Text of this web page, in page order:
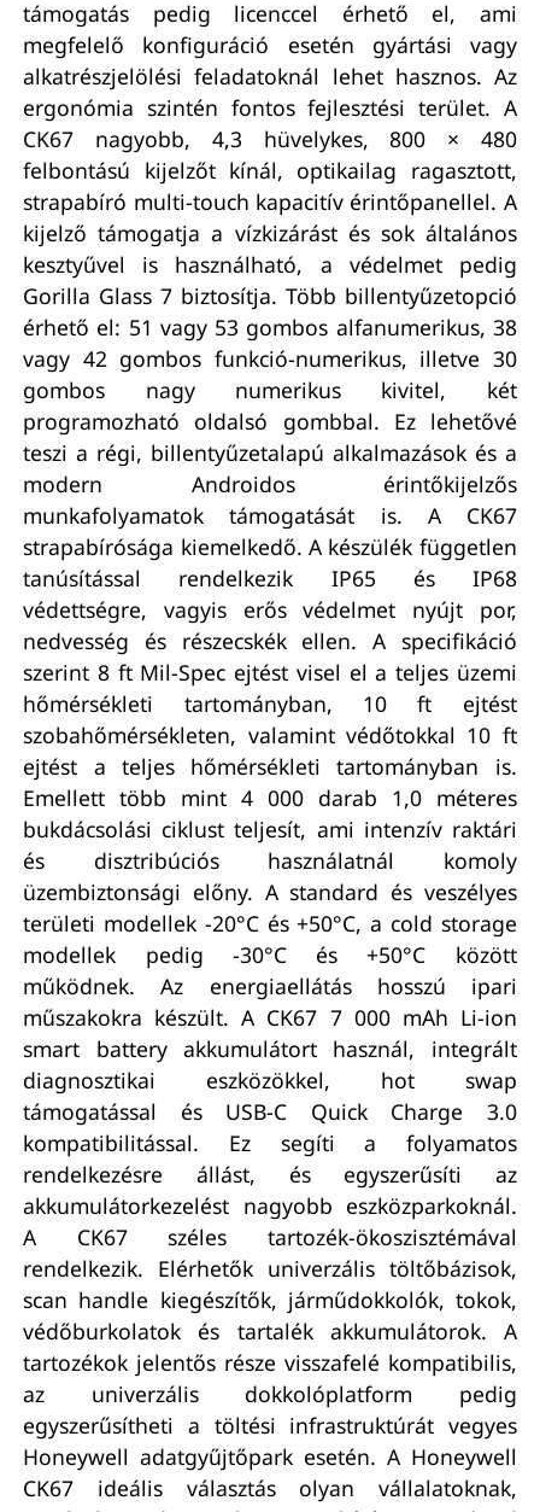
támogatás pedig licenccel érhető el, ami
megfelelő konfiguráció esetén gyártási vagy
alkatrészjelölési feladatoknál lehet hasznos. Az
ergonómia szintén fontos fejlesztési terület. A
CK67 nagyobb, 4,3 hüvelykes, 800 × 480
felbontású kijelzőt kínál, optikailag ragasztott,
strapabíró multi-touch kapacitív érintőpanellel. A
kijelző támogatja a vízkizárást és sok általános
kesztyűvel is használható, a védelmet pedig
Gorilla Glass 7 biztosítja. Több billentyűzetopció
érhető el: 51 vagy 53 gombos alfanumerikus, 38
vagy 42 gombos funkció-numerikus, illetve 30
gombos nagy numerikus kivitel, két
programozható oldalsó gombbal. Ez lehetővé
teszi a régi, billentyűzetalapú alkalmazások és a
modern Androidos érintőkijelzős
munkafolyamatok támogatását is. A CK67
strapabírósága kiemelkedő. A készülék független
tanúsítással rendelkezik IP65 és IP68
védettségre, vagyis erős védelmet nyújt por,
nedvesség és részecskék ellen. A specifikáció
szerint 8 ft Mil-Spec ejtést visel el a teljes üzemi
hőmérsékleti tartományban, 10 ft ejtést
szobahőmérsékleten, valamint védőtokkal 10 ft
ejtést a teljes hőmérsékleti tartományban is.
Emellett több mint 4 000 darab 1,0 méteres
bukdácsolási ciklust teljesít, ami intenzív raktári
és disztribúciós használatnál komoly
üzembiztonsági előny. A standard és veszélyes
területi modellek -20°C és +50°C, a cold storage
modellek pedig -30°C és +50°C között
működnek. Az energiaellátás hosszú ipari
műszakokra készült. A CK67 7 000 mAh Li-ion
smart battery akkumulátort használ, integrált
diagnosztikai eszközökkel, hot swap
támogatással és USB-C Quick Charge 3.0
kompatibilitással. Ez segíti a folyamatos
rendelkezésre állást, és egyszerűsíti az
akkumulátorkezelést nagyobb eszközparkoknál.
A CK67 széles tartozék-ökoszisztémával
rendelkezik. Elérhetők univerzális töltőbázisok,
scan handle kiegészítők, járműdokkolók, tokok,
védőburkolatok és tartalék akkumulátorok. A
tartozékok jelentős része visszafelé kompatibilis,
az univerzális dokkolóplatform pedig
egyszerűsítheti a töltési infrastruktúrát vegyes
Honeywell adatgyűjtőpark esetén. A Honeywell
CK67 ideális választás olyan vállalatoknak,